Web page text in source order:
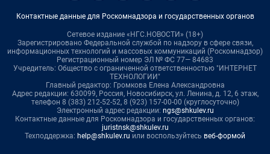
Контактные данные для Роскомнадзора и государственных органов
Сетевое издание «НГС.НОВОСТИ» (18+)
Зарегистрировано Федеральной службой по надзору в сфере связи,
информационных технологий и массовых коммуникаций (Роскомнадзор)
Регистрационный номер ЭЛ № ФС 77— 84683
Учредитель: Общество с ограниченной ответственностью "ИНТЕРНЕТ
ТЕХНОЛОГИИ"
Главный редактор: Громкова Елена Александровна
Адрес редакции: 630099, Россия, Новосибирск, ул. Ленина, д. 12, 6 этаж,
телефон 8 (383) 212-52-52, 8 (923) 157-00-00 (круглосуточно)
Электронный адрес редакции: ngs@shkulev.ru
Контактные данные для Роскомнадзора и государственных органов:
juristnsk@shkulev.ru
Техподдержка: help@shkulev.ru или воспользуйтесь веб-формой